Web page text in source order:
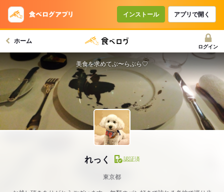
インストール アプリで開く
ホーム
ログイン
れっく 認証済
東京都
美食を求めてぶ〜らぶら♡